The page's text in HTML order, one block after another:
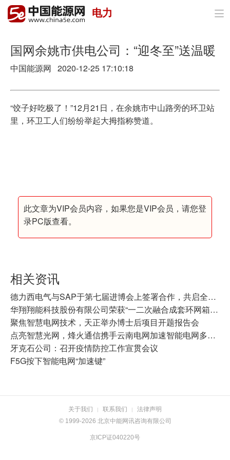
政策与经济
油气
煤炭
电力
电力 
国网余姚市供电公司：“迎冬至”送温暖
中国能源网 2020-12-25 17:10:18
“饺子好吃极了！”12月21日，在余姚市中山路旁的环卫站
里，环卫工人们纷纷举起大拇指称赞道。
此文章为VIP会员内容，如果您是VIP会员，请您登
录PC版查看。
相关资讯
德力西电气与SAP于第七届进博会上签署合作，共启全球数智化新征程
华翔翔能科技股份有限公司荣获“一二次融合成套环网箱十大最具影响力”
聚焦智慧电网技术，天正举办博士后项目开题报告会
点亮智慧光网，烽火通信携手云南电网加速智能电网多业务承载
牙克石公司：召开疫情防控工作宣贯会议
F5G按下智能电网“加速键”
关于我们 | 联系我们 |
法律声明
© 1999-2026 北京中能网讯咨询有限公司
京ICP证040220号